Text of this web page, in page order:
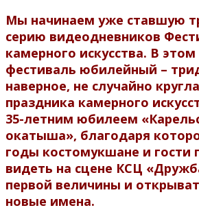
Мы начинаем уже ставшую
серию видеодневников
камерного искусства. В этом
фестиваль юбилейный –
наверное, не случайно
праздника камерного
35-летним юбилеем
окатыша», благодаря
годы костомукшане и гости
видеть на сцене КСЦ
первой величины и
новые имена.